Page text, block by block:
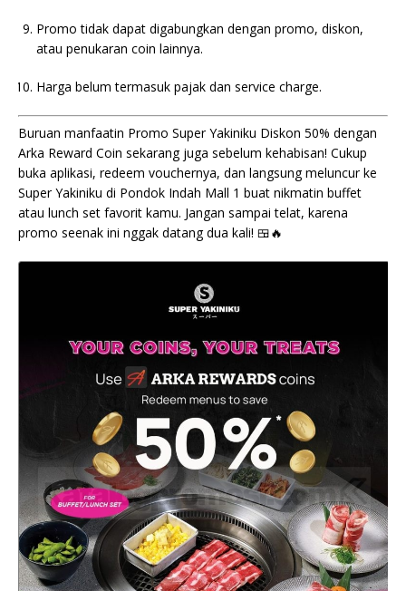
Promo tidak dapat digabungkan dengan promo, diskon,
atau penukaran coin lainnya.
Harga belum termasuk pajak dan service charge.
Buruan manfaatin Promo Super Yakiniku Diskon 50% dengan
Arka Reward Coin sekarang juga sebelum kehabisan! Cukup
buka aplikasi, redeem vouchernya, dan langsung meluncur ke
Super Yakiniku di Pondok Indah Mall 1 buat nikmatin buffet
atau lunch set favorit kamu. Jangan sampai telat, karena
promo seenak ini nggak datang dua kali! 🍱🔥